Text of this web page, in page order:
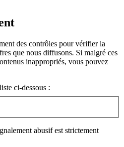
des contrôles pour vérifier la
que nous diffusons. Si malgré ces
inappropriés, vous pouvez
ci-dessous :
abusif est strictement